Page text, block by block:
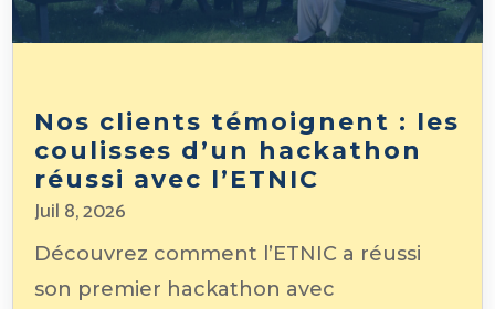
Nos clients témoignent : les
coulisses d’un hackathon
réussi avec l’ETNIC
Juil 8, 2026
Découvrez comment l’ETNIC a réussi
son premier hackathon avec